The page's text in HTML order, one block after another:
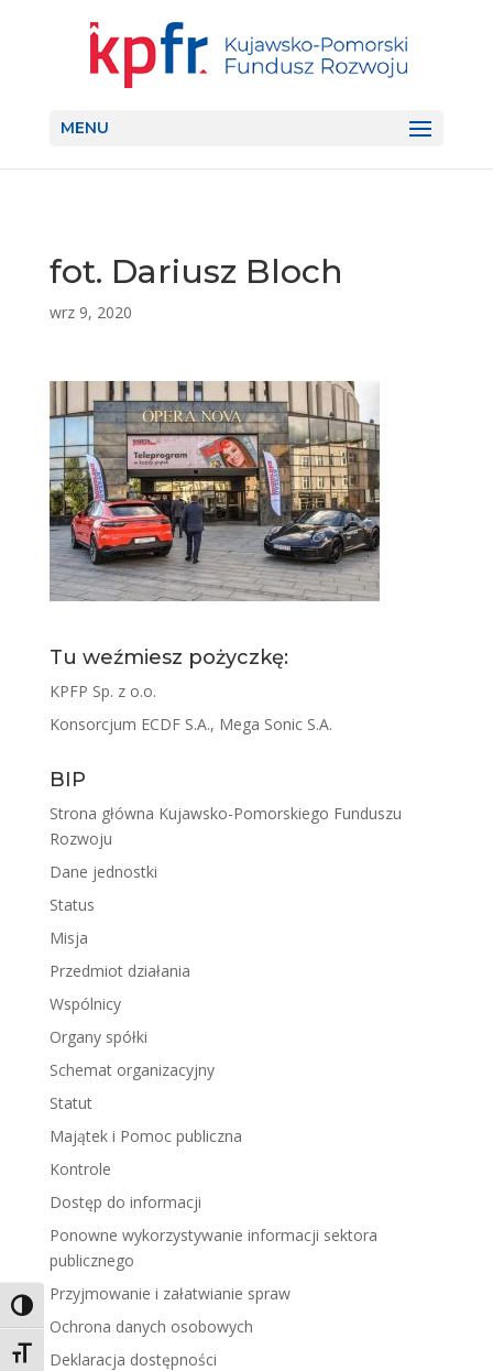
Toggle High Contrast
Toggle Font size
MENU
fot. Dariusz Bloch
wrz 9, 2020
Tu weźmiesz pożyczkę:
KPFP Sp. z o.o.
Konsorcjum ECDF S.A., Mega Sonic S.A.
BIP
Strona główna Kujawsko-Pomorskiego Funduszu
Rozwoju
Dane jednostki
Status
Misja
Przedmiot działania
Wspólnicy
Organy spółki
Schemat organizacyjny
Statut
Majątek i Pomoc publiczna
Kontrole
Dostęp do informacji
Ponowne wykorzystywanie informacji sektora
publicznego
Przyjmowanie i załatwianie spraw
Ochrona danych osobowych
Deklaracja dostępności